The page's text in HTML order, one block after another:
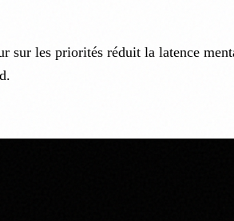
sur les priorités réduit la latence